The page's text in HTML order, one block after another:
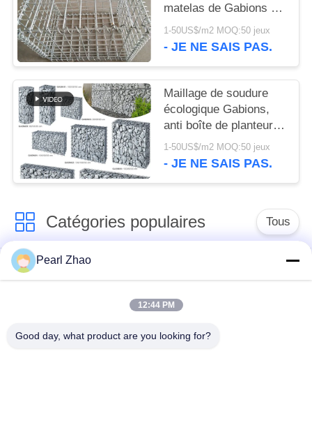
PLAN
DU
SITE
POLITIQUE
CONFIDENTIALITÉ
matelas de Gabions de
grillage/forme ronde
1-50US$/m2 MOQ:50 jeux
- JE NE SAIS PAS.
Maillage de soudure
écologique Gabions,
anti boîte de planteur
de Gabion de corrosion
la cour
1-50US$/m2 MOQ:50 jeux
- JE NE SAIS PAS.
Catégories populaires Tous
paniers de gabion en
métal
grillage en gabion
Pearl Zhao
12:44 PM
Good day, what product are you looking for?